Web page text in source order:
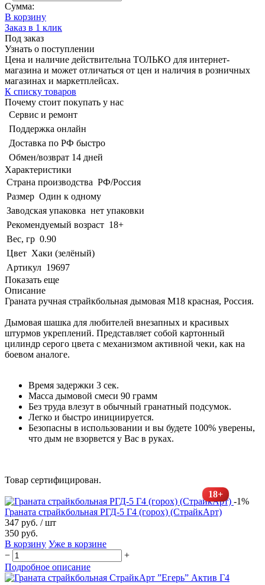
Сумма:
В корзину
Заказ в 1 клик
Под заказ
Узнать о поступлении
Цена и наличие действительна ТОЛЬКО для интернет-
магазина и может отличаться от цен и наличия в розничных
магазинах и маркетплейсах.
К списку товаров
Почему стоит покупать у нас
Сервис и ремонт
Поддержка онлайн
Доставка по РФ быстро
Обмен/возврат 14 дней
Характеристики
Страна производства РФ/Россия
Размер Один к одному
Заводская упаковка нет упаковки
Рекомендуемый возраст 18+
Вес, гр 0.90
Цвет Хаки (зелёный)
Артикул 19697
Показать еще
Описание
Граната ручная страйкбольная дымовая M18 красная, Россия.
Дымовая шашка для любителей внезапных и красивых
штурмов укреплений. Представляет собой картонный
цилиндр серого цвета с механизмом активной чеки, как на
боевом аналоге.
Время задержки 3 сек.
Масса дымовой смеси 90 грамм
Без труда влезут в обычный гранатный подсумок.
Легко и быстро инициируется.
Безопасны в использовании и вы будете 100% уверены,
что дым не взорвется у Вас в руках.
Товар сертифицирован.
18+
-1%
Граната страйкбольная РГД-5 Г4 (горох) (СтрайкАрт)
347 руб. / шт
350 руб.
В корзину Уже в корзине
−
+
Подробное описание